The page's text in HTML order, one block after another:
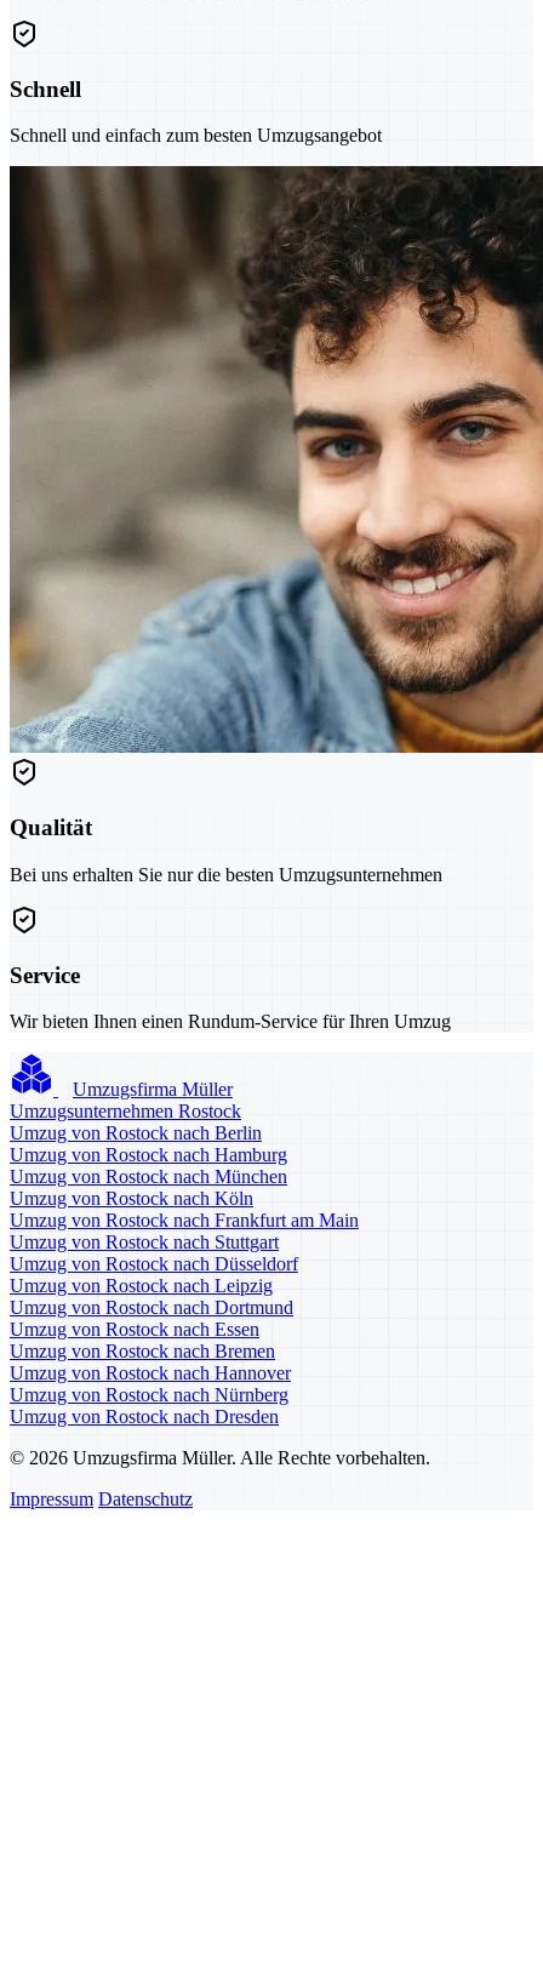
Schnell
Schnell und einfach zum besten Umzugsangebot
Qualität
Bei uns erhalten Sie nur die besten Umzugsunternehmen
Service
Wir bieten Ihnen einen Rundum-Service für Ihren Umzug
Umzugsfirma Müller
Umzugsunternehmen Rostock
Umzug von Rostock nach Berlin
Umzug von Rostock nach Hamburg
Umzug von Rostock nach München
Umzug von Rostock nach Köln
Umzug von Rostock nach Frankfurt am Main
Umzug von Rostock nach Stuttgart
Umzug von Rostock nach Düsseldorf
Umzug von Rostock nach Leipzig
Umzug von Rostock nach Dortmund
Umzug von Rostock nach Essen
Umzug von Rostock nach Bremen
Umzug von Rostock nach Hannover
Umzug von Rostock nach Nürnberg
Umzug von Rostock nach Dresden
© 2026 Umzugsfirma Müller. Alle Rechte vorbehalten.
Impressum Datenschutz